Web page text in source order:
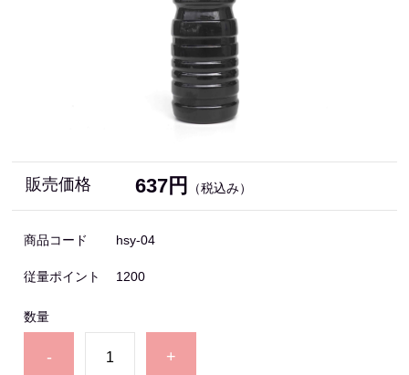
販売価格 637円 （税込み）
商品コード hsy-04
従量ポイント 1200
数量
- +